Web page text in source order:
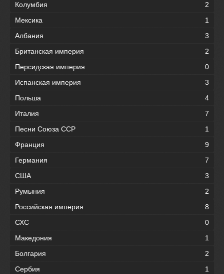
Колумбия
2
Мексика
1
Албания
3
Британская империя
2
Персидская империя
0
Испанская империя
3
Польша
4
Италия
7
Песни Союза ССР
1
Франция
9
Германия
7
США
3
Румыния
2
Российская империя
8
СХС
0
Македония
1
Болгария
2
Сербия
1